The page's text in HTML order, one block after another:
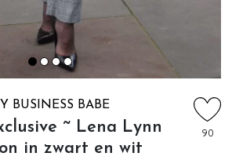
BUSINESS BABE
~ Lena Lynn
in zwart en wit
90